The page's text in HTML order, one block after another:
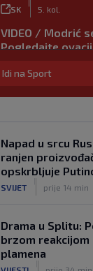
SK 5. kol.
VIDEO / Modrić
Pogledajte
SK
|
5. kol.
Tinejdžer iz
SK 5. kol.
Idi na Sport
Napad u srcu
ranjen
opskrbljuje
SVIJET prije 14 min
Drama u Splitu:
brzom
plamena